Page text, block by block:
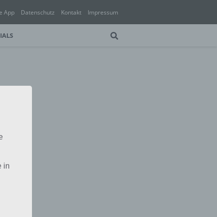
App Datenschutz Kontakt Impressum
in